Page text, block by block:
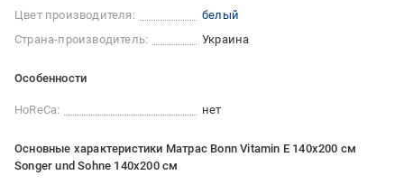
Цвет производителя:
белый
Страна-производитель:
Украина
Особенности
HoReCa: нет
Основные характеристики Матрас Bonn Vitamin E 140x200 см
Songer und Sohne 140x200 см